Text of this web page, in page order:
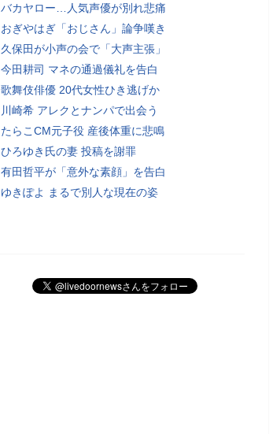
バカヤロー…人気声優が別れ悲痛
おぎやはぎ「おじさん」論争嘆き
久保田が小声の会で「大声主張」
今田耕司 マネの通過儀礼を告白
歌舞伎俳優 20代女性ひき逃げか
川崎希 アレクとナンパで出会う
たらこCM元子役 産後体重に悲鳴
ひろゆき氏の妻 投稿を謝罪
有田哲平が「意外な素顔」を告白
ゆきぽよ まるで別人な現在の姿